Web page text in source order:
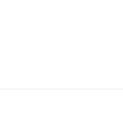
营企业代表参会，
业提质增效等深入交